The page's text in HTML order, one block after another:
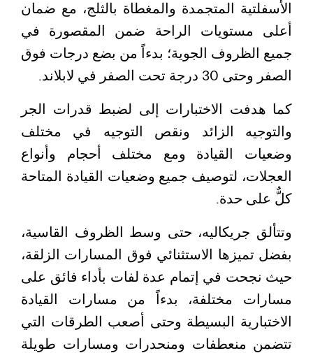
الأسفلتية المتجمدة والمغطاة بالثلج، مع ضمان
أعلى مستويات الراحة ضمن المقصورة في
جميع الظروف الجوية؛ بدءاً من بضع درجات فوق
الصفر وحتى 30 درجة تحت الصفر في لابلاند.
كما هدفت الاختبارات إلى لضبط قدرات الجر
والتوجيه الزائد ونقص التوجيه في مختلف
وضعيات القيادة ومع مختلف أحجام وأنواع
العجلات، لتوصيف جميع وضعيات القيادة المتاحة
كلٌّ على حدة.
وتتألق جريكاليه، حتى وسط الظروف القاسية،
بفضل تميزها الاستثنائي فوق المسارات الزلقة،
حيث نجحت في إتمام عدة لفات بأداء فائق على
مسارات مختلفة، بدءاً من مسارات القيادة
الاختبارية البسيطة وحتى أصعب الطرقات التي
تتضمن منعطفات ومنحدرات ومسارات طويلة